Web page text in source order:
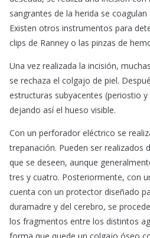
sangrantes de la herida se
Existen otros instrumentos para
clips de Ranney o las pinzas de
Una vez realizada la incisión,
se rechaza el colgajo de piel.
estructuras subyacentes (periostio
dejando así el hueso visible.
Con un perforador eléctrico se
trepanación. Pueden ser realizados
que se deseen, aunque
tres y cuatro. Posteriormente, con
cuenta con un protector diseñado
duramadre y del cerebro, se
los fragmentos entre los distintos